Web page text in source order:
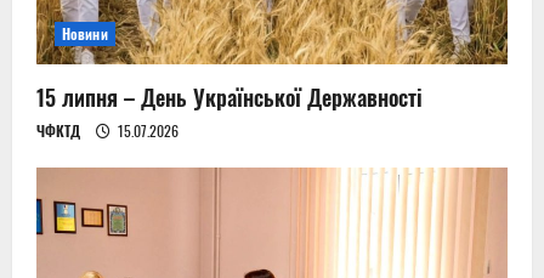
Новини
15 липня – День Української Державності
ЧФКТД 15.07.2026